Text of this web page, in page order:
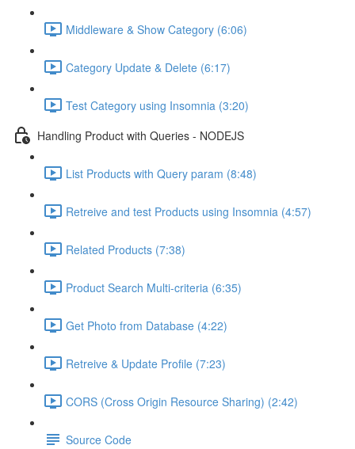
Middleware & Show Category (6:06)
Category Update & Delete (6:17)
Test Category using Insomnia (3:20)
Handling Product with Queries - NODEJS
List Products with Query param (8:48)
Retreive and test Products using Insomnia (4:57)
Related Products (7:38)
Product Search Multi-criteria (6:35)
Get Photo from Database (4:22)
Retreive & Update Profile (7:23)
CORS (Cross Origin Resource Sharing) (2:42)
Source Code